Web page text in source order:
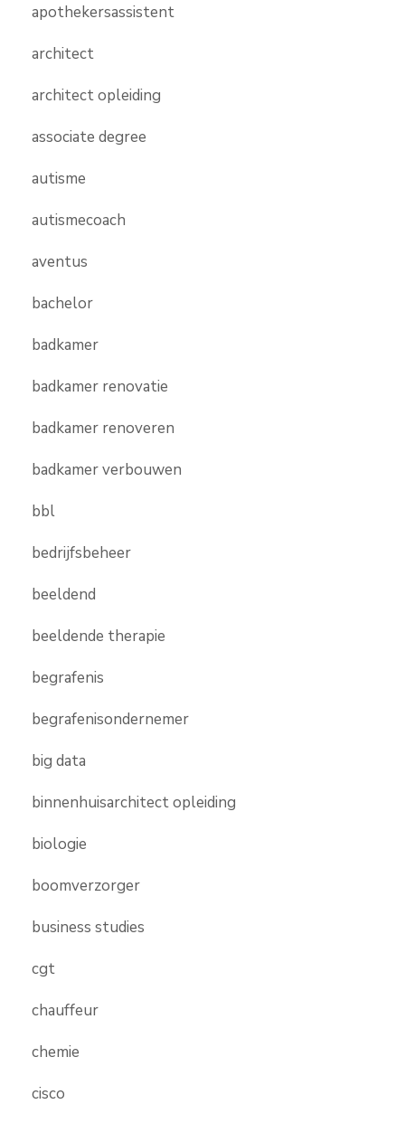
apothekersassistent
architect
architect opleiding
associate degree
autisme
autismecoach
aventus
bachelor
badkamer
badkamer renovatie
badkamer renoveren
badkamer verbouwen
bbl
bedrijfsbeheer
beeldend
beeldende therapie
begrafenis
begrafenisondernemer
big data
binnenhuisarchitect opleiding
biologie
boomverzorger
business studies
cgt
chauffeur
chemie
cisco